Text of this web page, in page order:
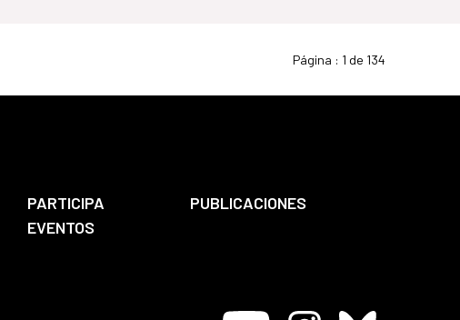
Página : 1 de 134
PARTICIPA
PUBLICACIONES
EVENTOS